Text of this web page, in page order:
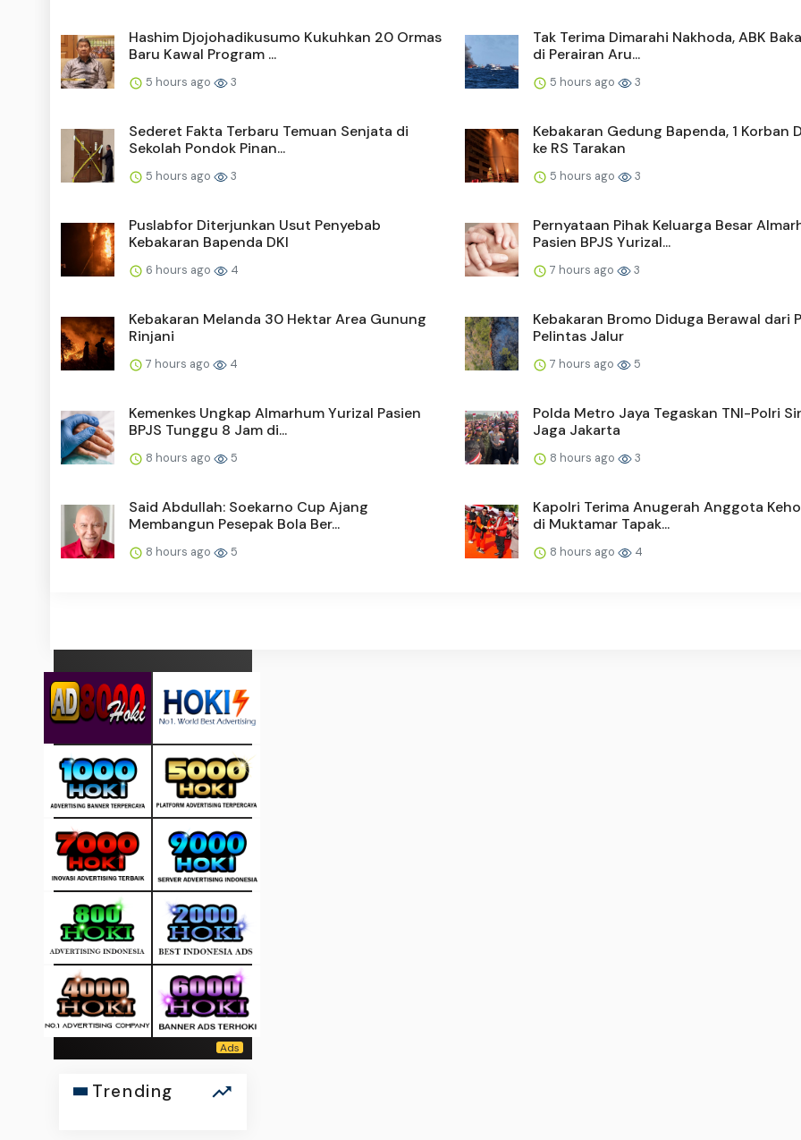
Hashim Djojohadikusumo Kukuhkan 20 Ormas
Baru Kawal Program ...
5 hours ago 3
Tak Terima Dimarahi Nakhoda, ABK
di Perairan Aru...
5 hours ago 3
Sederet Fakta Terbaru Temuan Senjata di
Sekolah Pondok Pinan...
5 hours ago 3
Kebakaran Gedung Bapenda, 1 Korban
ke RS Tarakan
5 hours ago 3
Puslabfor Diterjunkan Usut Penyebab
Kebakaran Bapenda DKI
6 hours ago 4
Pernyataan Pihak Keluarga Besar
Pasien BPJS Yurizal...
7 hours ago 3
Kebakaran Melanda 30 Hektar Area Gunung
Rinjani
7 hours ago 4
Kebakaran Bromo Diduga Berawal dari
Pelintas Jalur
7 hours ago 5
Kemenkes Ungkap Almarhum Yurizal Pasien
BPJS Tunggu 8 Jam di...
8 hours ago 5
Polda Metro Jaya Tegaskan TNI-Polri
Jaga Jakarta
8 hours ago 3
Said Abdullah: Soekarno Cup Ajang
Membangun Pesepak Bola Ber...
8 hours ago 5
Kapolri Terima Anugerah Anggota
di Muktamar Tapak...
8 hours ago 4
Trending